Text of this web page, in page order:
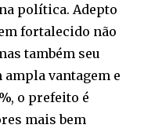
política. Adepto
fortalecido não
também seu
vantagem e
o prefeito é
mais bem